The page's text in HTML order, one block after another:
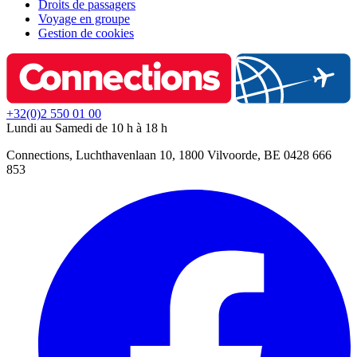
Droits de passagers
Voyage en groupe
Gestion de cookies
+32(0)2 550 01 00
Lundi au Samedi de 10 h à 18 h
Connections, Luchthavenlaan 10, 1800 Vilvoorde, BE 0428 666
853